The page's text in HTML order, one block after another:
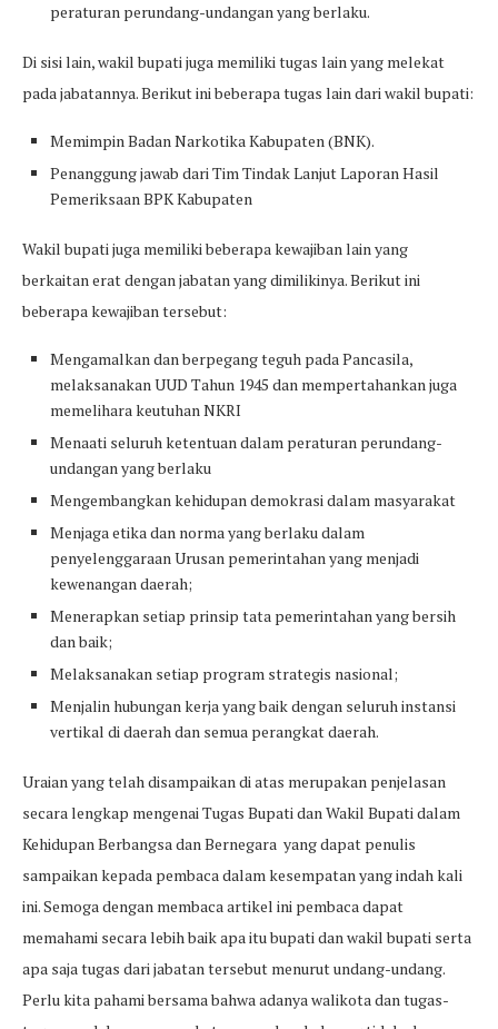
peraturan perundang-undangan yang berlaku.
Di sisi lain, wakil bupati juga memiliki tugas lain yang melekat
pada jabatannya. Berikut ini beberapa tugas lain dari wakil bupati:
Memimpin Badan Narkotika Kabupaten (BNK).
Penanggung jawab dari Tim Tindak Lanjut Laporan Hasil
Pemeriksaan BPK Kabupaten
Wakil bupati juga memiliki beberapa kewajiban lain yang
berkaitan erat dengan jabatan yang dimilikinya. Berikut ini
beberapa kewajiban tersebut:
Mengamalkan dan berpegang teguh pada Pancasila,
melaksanakan UUD Tahun 1945 dan mempertahankan juga
memelihara keutuhan NKRI
Menaati seluruh ketentuan dalam peraturan perundang-
undangan yang berlaku
Mengembangkan kehidupan demokrasi dalam masyarakat
Menjaga etika dan norma yang berlaku dalam
penyelenggaraan Urusan pemerintahan yang menjadi
kewenangan daerah;
Menerapkan setiap prinsip tata pemerintahan yang bersih
dan baik;
Melaksanakan setiap program strategis nasional;
Menjalin hubungan kerja yang baik dengan seluruh instansi
vertikal di daerah dan semua perangkat daerah.
Uraian yang telah disampaikan di atas merupakan penjelasan
secara lengkap mengenai Tugas Bupati dan Wakil Bupati dalam
Kehidupan Berbangsa dan Bernegara yang dapat penulis
sampaikan kepada pembaca dalam kesempatan yang indah kali
ini. Semoga dengan membaca artikel ini pembaca dapat
memahami secara lebih baik apa itu bupati dan wakil bupati serta
apa saja tugas dari jabatan tersebut menurut undang-undang.
Perlu kita pahami bersama bahwa adanya walikota dan tugas-